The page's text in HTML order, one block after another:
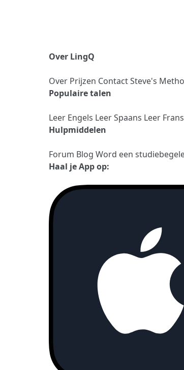
Over LingQ
Over Prijzen ContactSteve's
Populaire talen
Leer Engels Leer Spaans Leer Frans
Hulpmiddelen
Forum Blog Word een
Haal je App op: